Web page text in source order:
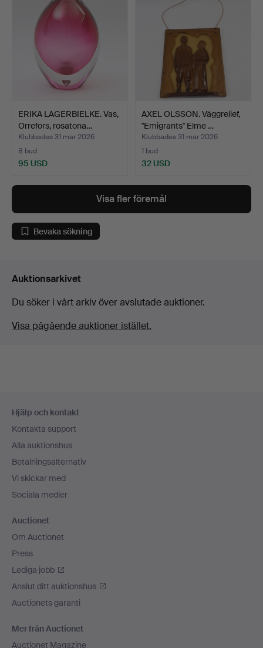
ERIKA LAGERBIELKE. Vas,
Orrefors, rosatona…
Klubbades 31 mar 2026
8 bud
95 USD
AXEL OLSSON. Väggrelief,
"Emigrants" Elme …
Klubbades 31 mar 2026
1 bud
32 USD
Visa fler föremål
Bevaka sökning
Auktionsarkivet
Du söker i vårt arkiv över avslutade auktioner.
Visa pågående auktioner istället.
Hjälp och kontakt
Kontakta support
Alla auktionshus
Betalningsalternativ
Vi skickar med
Sociala medier
Auctionet
Om Auctionet
Press
Lediga jobb
Anslut ditt auktionshus
Auctionets garanti
Mer från Auctionet
Auctionet Magazine